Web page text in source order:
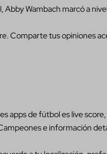
Wambach marcó a
Comparte tus opiniones
apps de fútbol es live
e información